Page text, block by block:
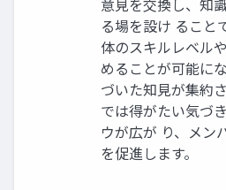
る場を設け ること
体のスキルレベル
めることが可能に
づいた知見が集約
では得がたい気づ
ウが広が り、メン
を促進します。